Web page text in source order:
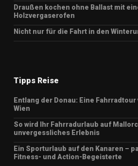
Draußen kochen ohne Ballast mit
Holzvergaserofen
Nicht nur für die Fahrt in den
Tipps Reise
Entlang der Donau: Eine Fahrradtour
Wien
So wird Ihr Fahrradurlaub auf
unvergessliches Erlebnis
Ein Sporturlaub auf den Kanaren –
Fitness- und Action-Begeisterte